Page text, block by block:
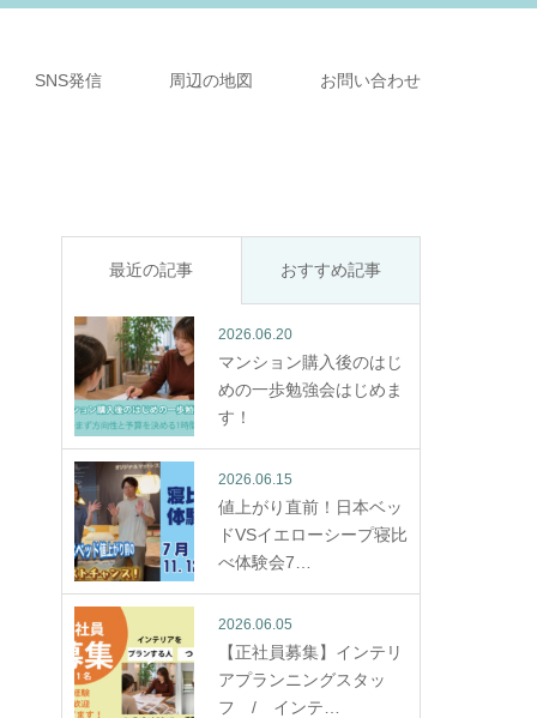
SNS発信 周辺の地図 お問い合わせ
最近の記事 おすすめ記事
2026.06.20
マンション購入後のはじ
めの一歩勉強会はじめま
す！
2026.06.15
値上がり直前！日本ベッ
ドVSイエローシープ寝比
べ体験会7…
2026.06.05
【正社員募集】インテリ
アプランニングスタッ
フ / インテ…